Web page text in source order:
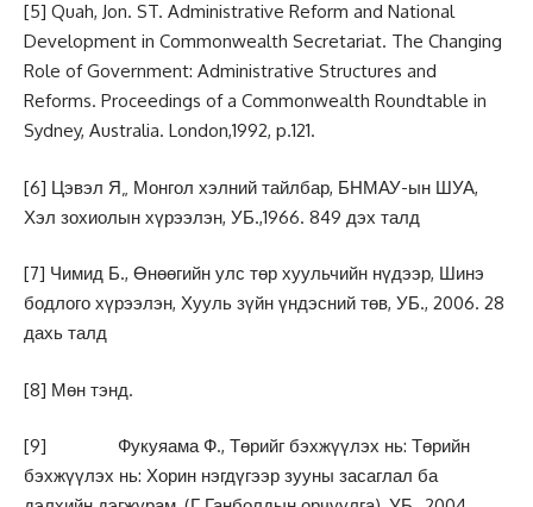
[5] Quah, Jon. ST. Administrative Reform and National
Development in Commonwealth Secretariat. The Changing
Role of Government: Administrative Structures and
Reforms. Proceedings of a Commonwealth Roundtable in
Sydney, Australia. London,1992, p.121.
[6] Цэвэл Я„ Монгол хэлний тайлбар, БНМАУ-ын ШУА,
Хэл зохиолын хүрээлэн, УБ.,1966. 849 дэх талд
[7] Чимид Б., Өнөөгийн улс төр хуульчийн нүдээр, Шинэ
бодлого хүрээлэн, Хууль зүйн үндэсний төв, УБ., 2006. 28
дахь талд
[8] Мөн тэнд.
[9] Фукуяама Ф., Төрийг бэхжүүлэх нь: Төрийн
бэхжүүлэх нь: Хорин нэгдүгээр зууны засаглал ба